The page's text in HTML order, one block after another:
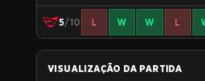
5/10 L W W L
VISUALIZAÇÃO DA PARTIDA